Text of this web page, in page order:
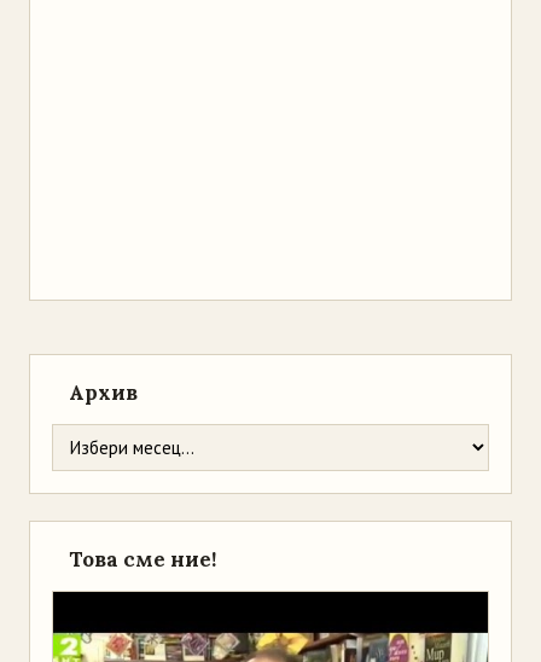
Архив
Това сме ние!